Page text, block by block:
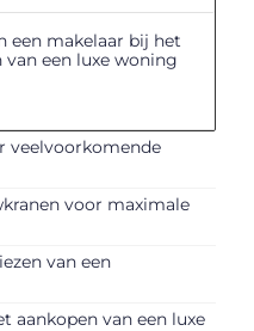
een makelaar bij het
van een luxe woning
veelvoorkomende
voor maximale
van een
aankopen van een luxe